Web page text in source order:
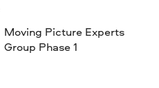
Moving Picture Experts
Group Phase 1